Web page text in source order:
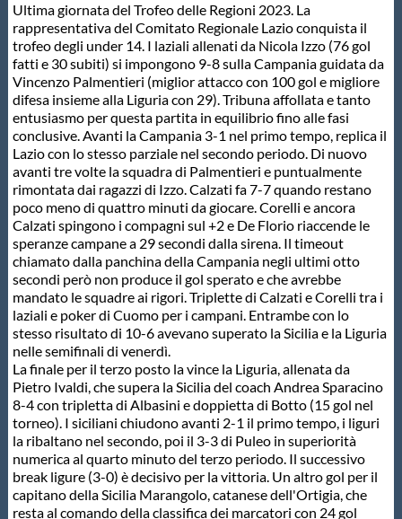
Scuole Nuoto
Propaganda
Centri Federali
Area Legislativa
Protezione Civile
Qualità
Sostenibilità
Privacy
Cookie Policy
Ultima giornata del Trofeo delle Regioni 2023. La
rappresentativa del Comitato Regionale Lazio conquista il
trofeo degli under 14. I laziali allenati da Nicola Izzo (76 gol
fatti e 30 subiti) si impongono 9-8 sulla Campania guidata da
Vincenzo Palmentieri (miglior attacco con 100 gol e migliore
difesa insieme alla Liguria con 29). Tribuna affollata e tanto
entusiasmo per questa partita in equilibrio fino alle fasi
conclusive. Avanti la Campania 3-1 nel primo tempo, replica il
Lazio con lo stesso parziale nel secondo periodo. Di nuovo
avanti tre volte la squadra di Palmentieri e puntualmente
rimontata dai ragazzi di Izzo. Calzati fa 7-7 quando restano
poco meno di quattro minuti da giocare. Corelli e ancora
Calzati spingono i compagni sul +2 e De Florio riaccende le
speranze campane a 29 secondi dalla sirena. Il timeout
chiamato dalla panchina della Campania negli ultimi otto
secondi però non produce il gol sperato e che avrebbe
mandato le squadre ai rigori. Triplette di Calzati e Corelli tra i
laziali e poker di Cuomo per i campani. Entrambe con lo
stesso risultato di 10-6 avevano superato la Sicilia e la Liguria
nelle semifinali di venerdì.
La finale per il terzo posto la vince la Liguria, allenata da
Pietro Ivaldi, che supera la Sicilia del coach Andrea Sparacino
8-4 con tripletta di Albasini e doppietta di Botto (15 gol nel
torneo). I siciliani chiudono avanti 2-1 il primo tempo, i liguri
la ribaltano nel secondo, poi il 3-3 di Puleo in superiorità
numerica al quarto minuto del terzo periodo. Il successivo
break ligure (3-0) è decisivo per la vittoria. Un altro gol per il
capitano della Sicilia Marangolo, catanese dell'Ortigia, che
resta al comando della classifica dei marcatori con 24 gol